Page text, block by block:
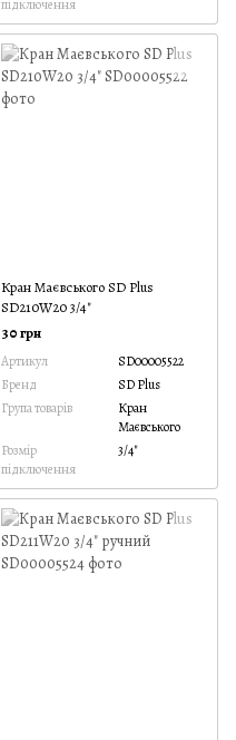
підключення
Кран Маєвського SD Plus
SD210W20 3/4"
30 грн
Артикул
SD00005522
Бренд
SD Plus
Група товарів
Кран
Маєвського
Розмір
підключення
3/4"